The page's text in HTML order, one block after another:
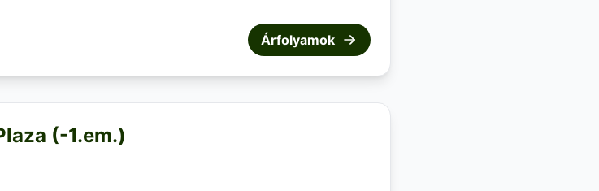
Árfolyamok
(-1.em.)